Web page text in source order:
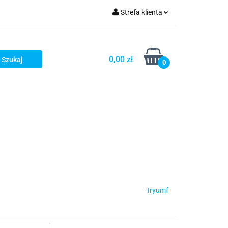
Strefa klienta
Zarejestruj się
Dodaj zgłoszenie
0,00 zł 0
Tryumf